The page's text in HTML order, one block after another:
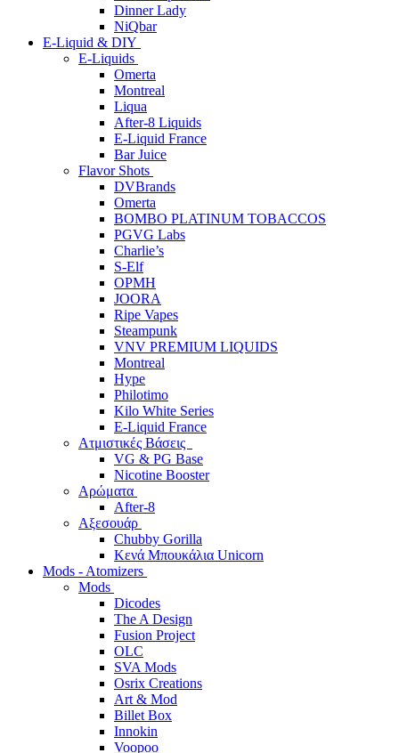
Dinner Lady
NiQbar
E-Liquid & DIY
E-Liquids
Omerta
Montreal
Liqua
After-8 Liquids
E-Liquid France
Bar Juice
Flavor Shots
DVBrands
Omerta
BOMBO PLATINUM TOBACCOS
PGVG Labs
Charlie’s
S-Elf
OPMH
JOORA
Ripe Vapes
Steampunk
VNV PREMIUM LIQUIDS
Montreal
Hype
Philotimo
Kilo White Series
E-Liquid France
Ατμιστικές Βάσεις
VG & PG Base
Nicotine Booster
Αρώματα
After-8
Αξεσουάρ
Chubby Gorilla
Κενά Μπουκάλια Unicorn
Mods - Atomizers
Mods
Dicodes
The A Design
Fusion Project
OLC
SVA Mods
Osrix Creations
Art & Mod
Billet Box
Innokin
Voopoo